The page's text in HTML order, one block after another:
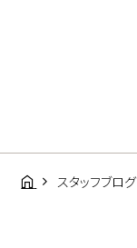
スタッフブログ